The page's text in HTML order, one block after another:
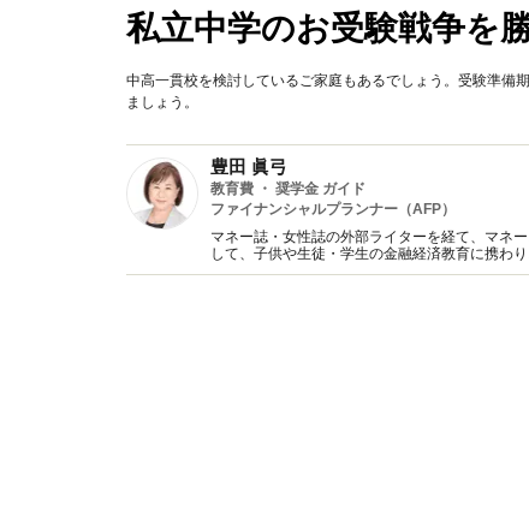
私立中学のお受験戦争を
中高一貫校を検討しているご家庭もあるでしょう。受験準備
ましょう。
豊田 眞弓
教育費 ・ 奨学金 ガイド
ファイナンシャルプランナー（AFP）
マネー誌・女性誌の外部ライターを経て、マネ
して、子供や生徒・学生の金融経済教育に携わ
趣味は講談、猫に添い寝。